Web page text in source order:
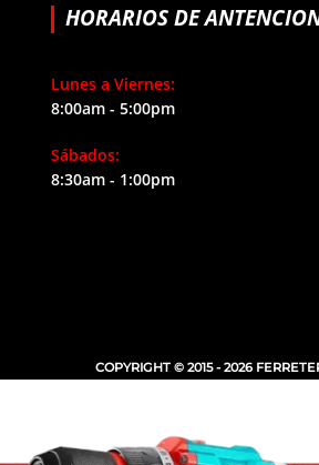
HORARIOS DE
Lunes a Viernes:
8:00am - 5:00pm
Sábados:
8:30am - 1:00pm
COPYRIGHT © 2015 - 2026